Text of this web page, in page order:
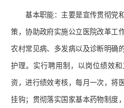
基本职能：主要是宣传贯彻党
策，协助政府实施公立医院改革工
农村常见病、多发病以及诊断明确
护理。实行聘用制，以岗位绩效
资，进行绩效考核，每月一次，将
挂钩；贯彻落实国家基本药物制度